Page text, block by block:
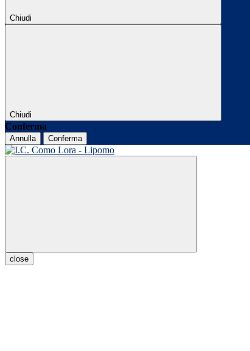
Chiudi
Chiudi
Conferma
Annulla Conferma
close